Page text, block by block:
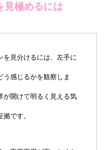
見極めるには
を見分けるには、左手に
感じるかを観察しま
が開けて明るく見える気
です。